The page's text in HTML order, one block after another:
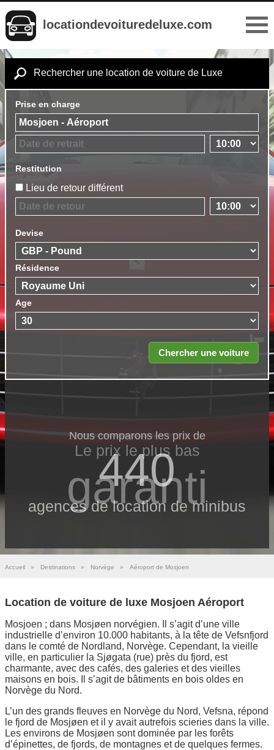
locationdevoituredeluxe.com
Rechercher une location de voiture de Luxe
Prise en charge
Restitution
Lieu de retour différent
Devise
Résidence
Age
Nous comparons les prix de
440
agences de location de minibus
Le prix le​ plus bas
garanti
Accueil » Destinations » Norvège » Aéroport de Mosjoen
Location de voiture de luxe Mosjoen Aéroport
Mosjoen ; dans Mosjøen norvégien. Il s’agit d’une ville
industrielle d’environ 10.000 habitants, à la tête de Vefsnfjord
dans le comté de Nordland, Norvège. Cependant, la vieille
ville, en particulier la Sjøgata (rue) près du fjord, est
charmante, avec des cafés, des galeries et des vieilles
maisons en bois. Il s’agit de bâtiments en bois oldes en
Norvège du Nord.
L’un des grands fleuves en Norvège du Nord, Vefsna, répond
le fjord de Mosjøen et il y avait autrefois scieries dans la ville.
Les environs de Mosjøen sont dominée par les forêts
d’épinettes, de fjords, de montagnes et de quelques fermes.